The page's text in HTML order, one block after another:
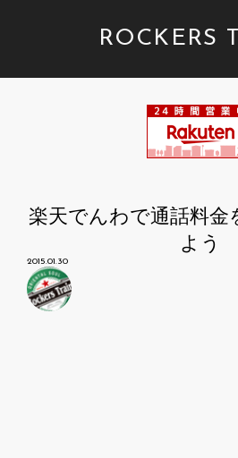
ROCKERS
楽天でんわで通話料金
よう
2015.01.30